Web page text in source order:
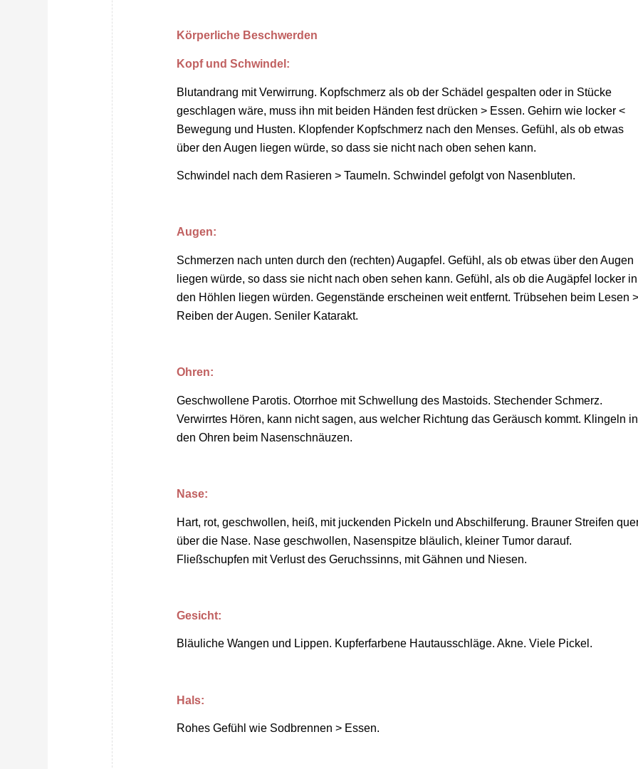
Körperliche Beschwerden
Kopf und Schwindel:
Blutandrang mit Verwirrung. Kopfschmerz als ob der Schädel gespalten oder in Stücke
geschlagen wäre, muss ihn mit beiden Händen fest drücken > Essen. Gehirn wie locker <
Bewegung und Husten. Klopfender Kopfschmerz nach den Menses. Gefühl, als ob etwas
über den Augen liegen würde, so dass sie nicht nach oben sehen kann.
Schwindel nach dem Rasieren > Taumeln. Schwindel gefolgt von Nasenbluten.
Augen:
Schmerzen nach unten durch den (rechten) Augapfel. Gefühl, als ob etwas über den Augen
liegen würde, so dass sie nicht nach oben sehen kann. Gefühl, als ob die Augäpfel locker in
den Höhlen liegen würden. Gegenstände erscheinen weit entfernt. Trübsehen beim Lesen
Reiben der Augen. Seniler Katarakt.
Ohren:
Geschwollene Parotis. Otorrhoe mit Schwellung des Mastoids. Stechender Schmerz.
Verwirrtes Hören, kann nicht sagen, aus welcher Richtung das Geräusch kommt. Klingeln in
den Ohren beim Nasenschnäuzen.
Nase:
Hart, rot, geschwollen, heiß, mit juckenden Pickeln und Abschilferung. Brauner Streifen
über die Nase. Nase geschwollen, Nasenspitze bläulich, kleiner Tumor darauf.
Fließschupfen mit Verlust des Geruchssinns, mit Gähnen und Niesen.
Gesicht:
Bläuliche Wangen und Lippen. Kupferfarbene Hautausschläge. Akne. Viele Pickel.
Hals:
Rohes Gefühl wie Sodbrennen > Essen.